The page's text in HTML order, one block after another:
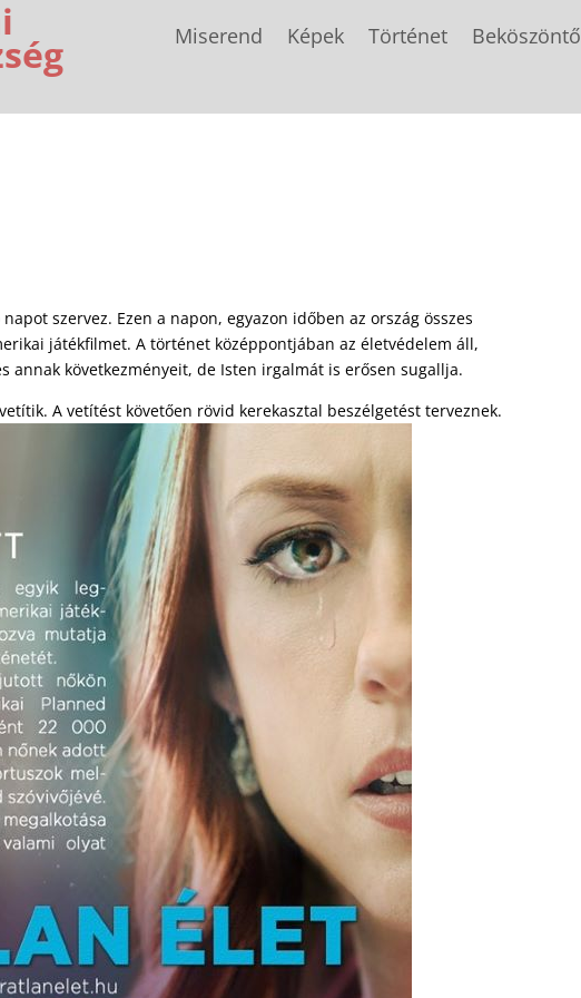
Miserend Képek Történet Beköszöntő
szervez. Ezen a napon, egyazon időben az ország összes
játékfilmet. A történet középpontjában az életvédelem áll,
annak következményeit, de Isten irgalmát is erősen sugallja.
A vetítést követően rövid kerekasztal beszélgetést terveznek.